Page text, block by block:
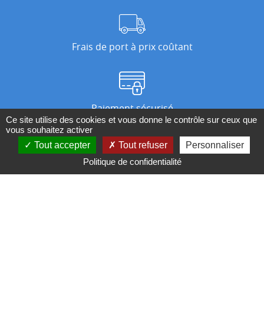
Frais de port à prix coûtant
Paiement sécurisé
Nos magasins
Ce site utilise des cookies et vous donne le contrôle sur ceux que
vous souhaitez activer
Tout accepter
Tout refuser
Personnaliser
Politique de confidentialité